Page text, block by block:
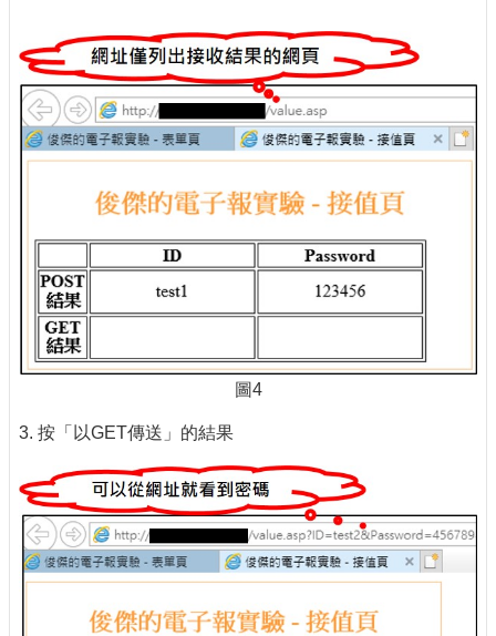
圖4
3. 按「以GET傳送」的結果